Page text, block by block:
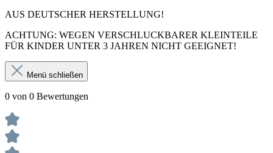
AUS DEUTSCHER HERSTELLUNG!
ACHTUNG: WEGEN VERSCHLUCKBARER KLEINTEILE
FÜR KINDER UNTER 3 JAHREN NICHT GEEIGNET!
Menü schließen
0 von 0 Bewertungen